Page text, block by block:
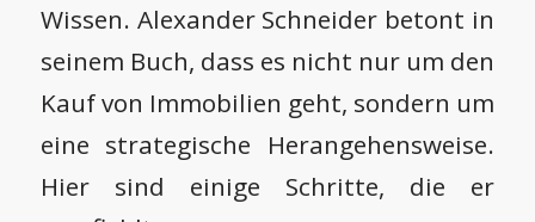
Wissen. Alexander Schneider betont in
seinem Buch, dass es nicht nur um den
Kauf von Immobilien geht, sondern um
eine strategische Herangehensweise.
Hier sind einige Schritte, die er